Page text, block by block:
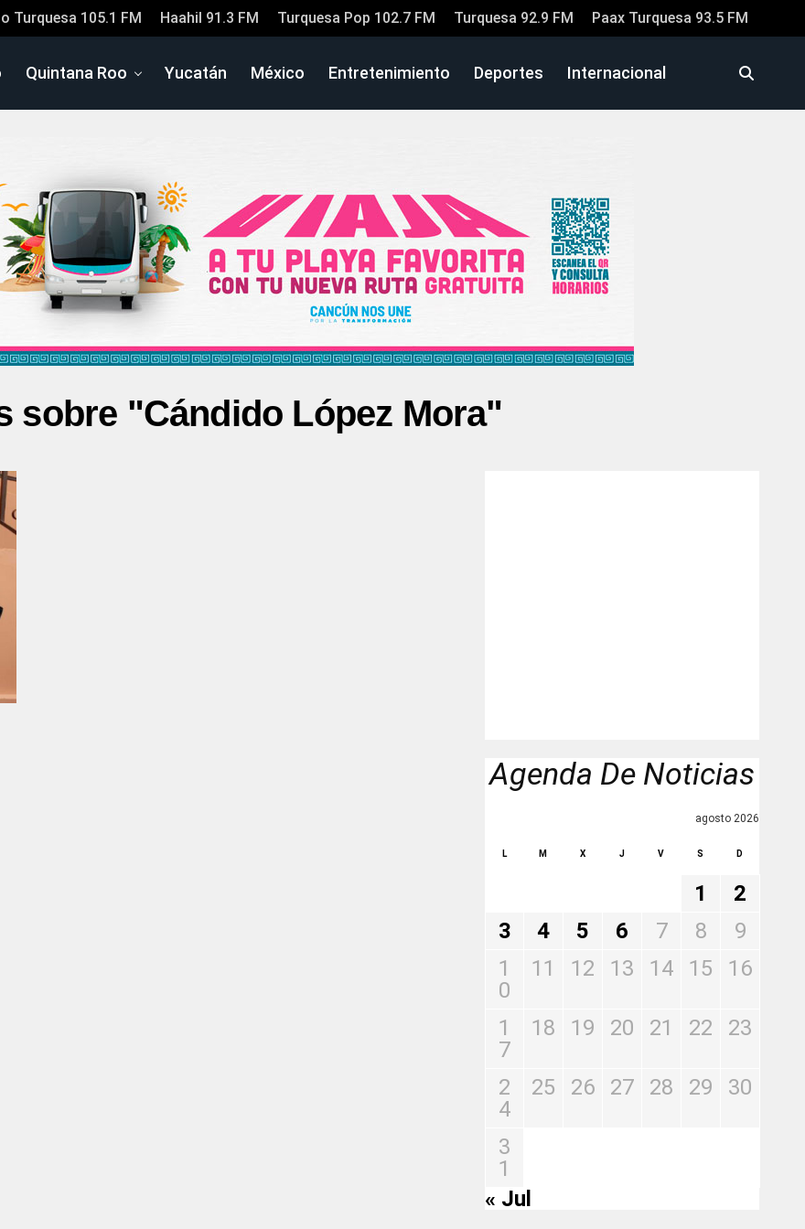
Turquesa 105.1 FM Haahil 91.3 FM Turquesa Pop 102.7 FM Turquesa 92.9 FM Paax Turquesa 93.5 FM
Quintana Roo Yucatán México Entretenimiento Deportes Internacional
sobre "Cándido López Mora"
Agenda De Noticias
agosto 2026
L M X J V S D
1
2
3
4 5 6 7 8
9
1
0
11 12 13 14 15 16
1
7
18 19 20 21 22 23
2
4
25 26 27 28 29 30
3
1
« Jul